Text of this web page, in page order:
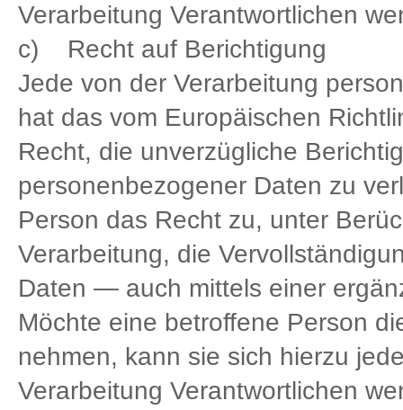
Verarbeitung Verantwortlichen
c) Recht auf Berichtigung
Jede von der Verarbeitung
hat das vom Europäischen
Recht, die unverzügliche
personenbezogener Daten zu
Person das Recht zu, unter
Verarbeitung, die
Daten — auch mittels einer
Möchte eine betroffene Person
nehmen, kann sie sich hierzu
Verarbeitung Verantwortlichen